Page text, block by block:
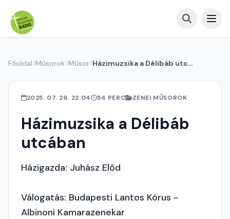
Főoldal Műsorok Műsor Házimuzsika a Délibáb utcában
2025. 07. 26. 22:04 54 PERC ZENEI MŰSOROK
Házimuzsika a Délibáb
utcában
Házigazda: Juhász Előd
Válogatás: Budapesti Lantos Kórus -
Albinoni Kamarazenekar